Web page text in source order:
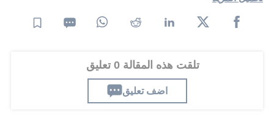
تلقت هذه المقالة 0 تعليق
اضف تعليق